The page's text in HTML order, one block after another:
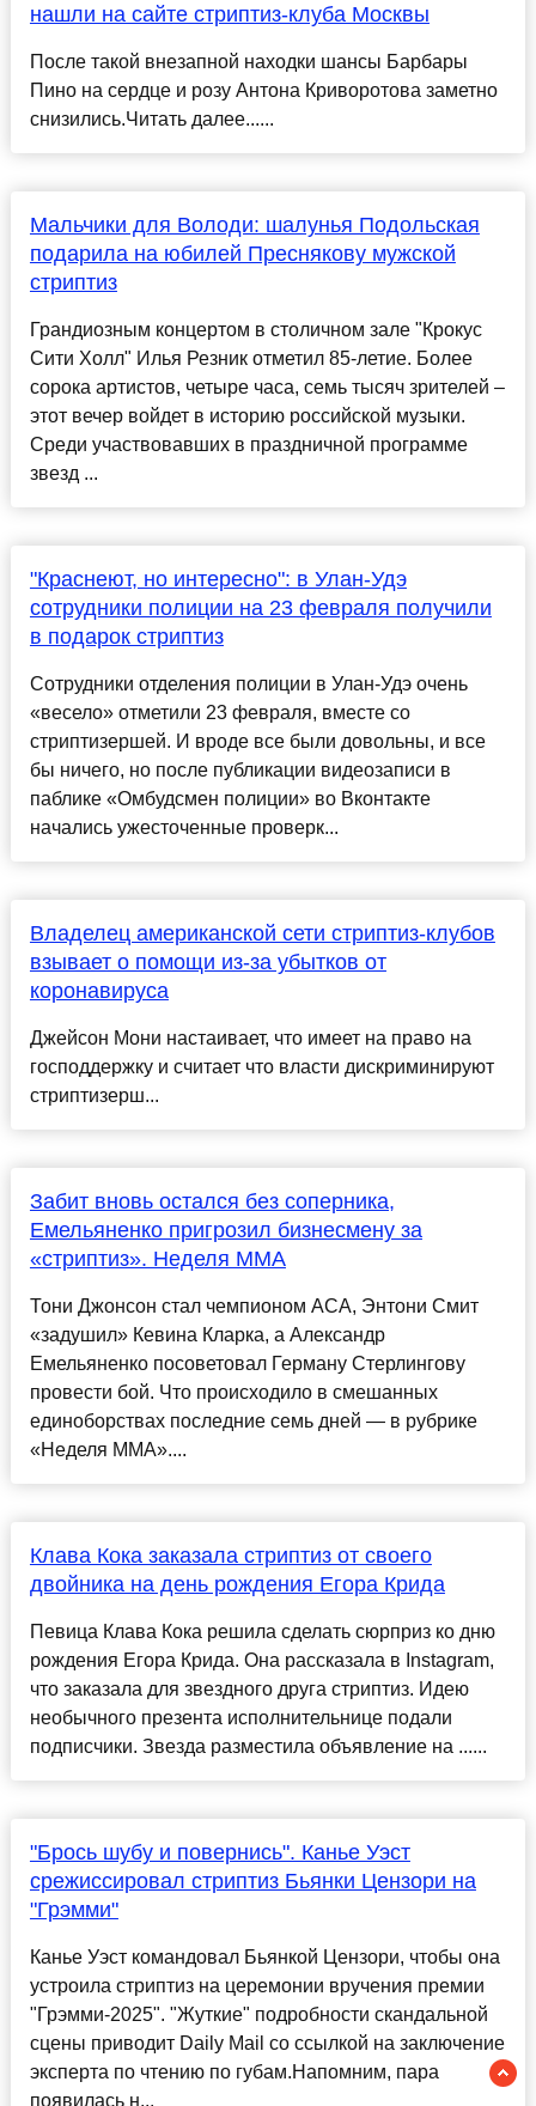
нашли на сайте стриптиз-клуба Москвы
После такой внезапной находки шансы Барбары
Пино на сердце и розу Антона Криворотова заметно
снизились.Читать далее......
Мальчики для Володи: шалунья Подольская
подарила на юбилей Преснякову мужской
стриптиз
Грандиозным концертом в столичном зале "Крокус
Сити Холл" Илья Резник отметил 85-летие. Более
сорока артистов, четыре часа, семь тысяч зрителей –
этот вечер войдет в историю российской музыки.
Среди участвовавших в праздничной программе
звезд ...
"Краснеют, но интересно": в Улан-Удэ
сотрудники полиции на 23 февраля получили
в подарок стриптиз
Сотрудники отделения полиции в Улан-Удэ очень
«весело» отметили 23 февраля, вместе со
стриптизершей. И вроде все были довольны, и все
бы ничего, но после публикации видеозаписи в
паблике «Омбудсмен полиции» во Вконтакте
начались ужесточенные проверк...
Владелец американской сети стриптиз-клубов
взывает о помощи из-за убытков от
коронавируса
Джейсон Мони настаивает, что имеет на право на
господдержку и считает что власти дискриминируют
стриптизерш...
Забит вновь остался без соперника,
Емельяненко пригрозил бизнесмену за
«стриптиз». Неделя ММА
Тони Джонсон стал чемпионом ACA, Энтони Смит
«задушил» Кевина Кларка, а Александр
Емельяненко посоветовал Герману Стерлингову
провести бой. Что происходило в смешанных
единоборствах последние семь дней — в рубрике
«Неделя ММА»....
Клава Кока заказала стриптиз от своего
двойника на день рождения Егора Крида
Певица Клава Кока решила сделать сюрприз ко дню
рождения Егора Крида. Она рассказала в Instagram,
что заказала для звездного друга стриптиз. Идею
необычного презента исполнительнице подали
подписчики. Звезда разместила объявление на ......
"Брось шубу и повернись". Канье Уэст
срежиссировал стриптиз Бьянки Цензори на
"Грэмми"
Канье Уэст командовал Бьянкой Цензори, чтобы она
устроила стриптиз на церемонии вручения премии
"Грэмми-2025". "Жуткие" подробности скандальной
сцены приводит Daily Mail со ссылкой на заключение
эксперта по чтению по губам.Напомним, пара
появилась н...